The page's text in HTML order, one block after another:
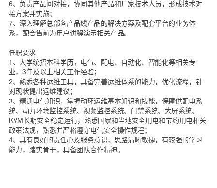
6、负责产品间对接，协同其他产品和厂家技术人员，形成技术对
接方案并实施；
7、深入理解总部各产品线产品的解决方案及配套平台的业务体
系，配合售前为用户讲解演示相关产品。
任职要求
1、大学统招本科学历，电气、配电、自动化、智能化等相关专
业，3年及以上相关工作经验；
2、熟悉各种运维工具，具备完善运维体系的能力，优化流程，针
对现状提出运维建议；
3、精通电气知识，掌握动环运维基本知识和技能，保障供配电系
统、动力环境监控系统、视频监控系统、门禁系统、大屏系统、
KVM长期安全稳定运行，熟悉国家和当地安全用电和节约用电相关
政策法规，熟悉并严格遵守电气安全操作规程；
4、具有良好的责任心及服务意识，思路清晰敏捷，有较强的学习
能力，踏实肯干，具备团队合作精神。